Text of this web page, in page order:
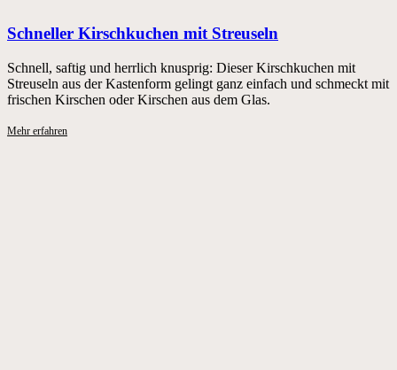
Schneller Kirschkuchen mit Streuseln
Schnell, saftig und herrlich knusprig: Dieser Kirschkuchen mit
Streuseln aus der Kastenform gelingt ganz einfach und schmeckt mit
frischen Kirschen oder Kirschen aus dem Glas.
Mehr erfahren